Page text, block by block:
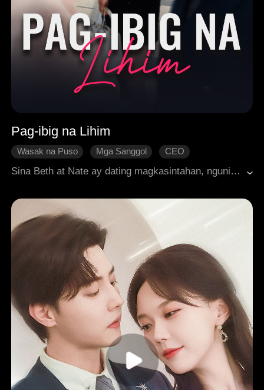
Pag-ibig na Lihim
Wasak na Puso Mga Sanggol
CEO
Sina Beth at Nate ay dating magkasintahan, ngunit nagkahiwalay dahil sa isang hindi pagkakaintindihan. Pumunta si Beth sa ibang bansa at mag-isang pinalaki ang kanilang anak. Pagkalipas ng limang taon, nagkita silang muli. Si Nate ay patuloy na nagmamahal kay Beth nang lubos, ngunit akala ni Nate na si Beth ay may sarili nang pamilya at asawa, kaya't siya'y nahahati sa pagitan ng pagmamahal at sama ng loob, hindi kayang lubusang patawarin si Beth, ngunit patuloy pa ring naaakit sa kanya. Si Beth naman, na iniisip na si Nate ay magpapakasal na sa iba at magsisimula ng bagong buhay, upang hindi makagambala sa kanyang kapayapaan, itinago at pinigilan ni Beth ang sariling nararamdaman. Habang sila'y patuloy na naglalaban sa kanilang mga damdamin, unti-unti nilang natuklasan ang lalim ng kanilang mga puso at ang hindi maputol na koneksyon sa pagitan nila. Sa huli, naayos nila ang mga hindi pagkakaintindihan at muling nagkaisa ang isang pamilya.